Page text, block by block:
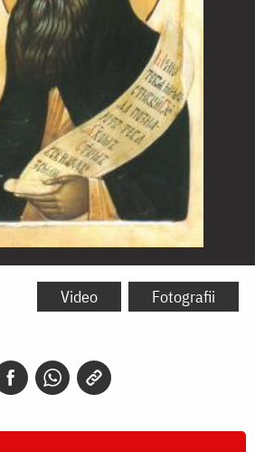
Video Fotografii